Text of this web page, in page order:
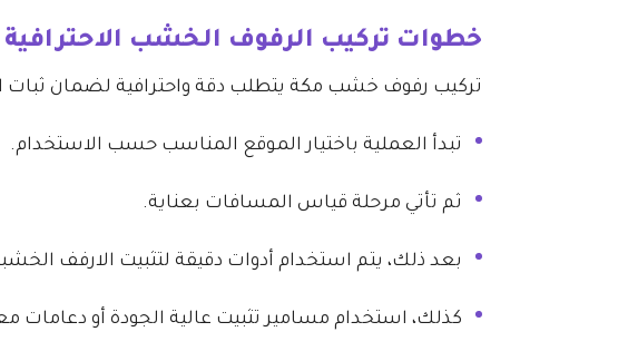
خطوات تركيب الرفوف الخشب
تركيب رفوف خشب مكة يتطلب دقة واحترافية لضمان ثبات
تبدأ العملية باختيار الموقع المناسب حسب الاستخدام.
ثم تأتي مرحلة قياس المسافات بعناية.
بعد ذلك، يتم استخدام أدوات دقيقة لتثبيت الارفف
كذلك، استخدام مسامير تثبيت عالية الجودة أو دعامات